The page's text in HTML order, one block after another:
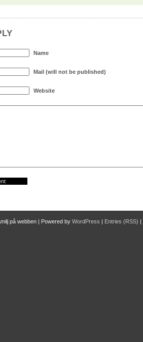
Name
Mail (will not be published)
Website
på webben | Powered by WordPress | Entries (RSS) |